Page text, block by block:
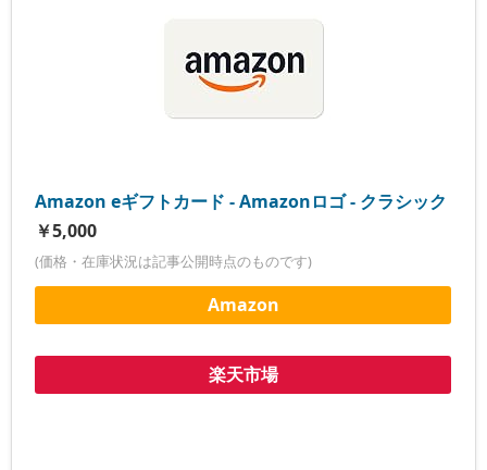
Amazon eギフトカード - Amazonロゴ - クラシック
￥5,000
(価格・在庫状況は記事公開時点のものです)
Amazon
楽天市場